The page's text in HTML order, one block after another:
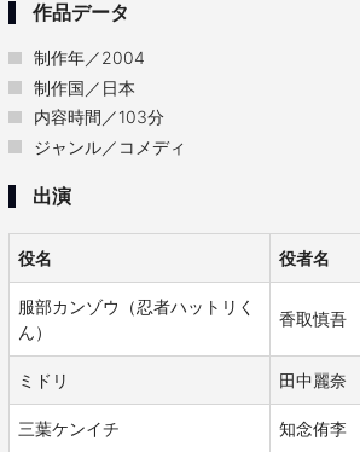
作品データ
制作年／2004
制作国／日本
内容時間／103分
ジャンル／コメディ
出演
役名 役者名
服部カンゾウ（忍者ハットリく
ん）
香取慎吾
ミドリ 田中麗奈
三葉ケンイチ 知念侑李